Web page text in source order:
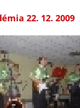
22. 12. 2009